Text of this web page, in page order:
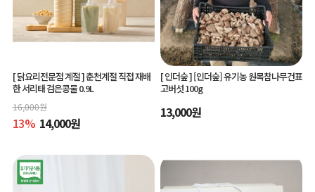
[ 닭요리전문점 계절 ]춘천계절 직접 재배
한 서리태 검은콩물 0.9L
16,000원
13% 14,000원
[ 인더숲 ][인더숲] 유기농 원목참나무건표
고버섯 100g
13,000원